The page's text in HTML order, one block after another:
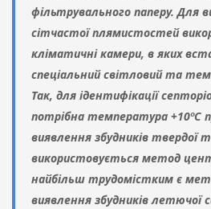
фільтрувального паперу. Для
сітчастої плямистостей
кліматичні камери, в яких
спеціальний світловий та
Так, для ідентифікації
потрібна температура +10ºС
виявлення збудників твердої
використовується метод
найбільш трудомістким є
виявлення збудників